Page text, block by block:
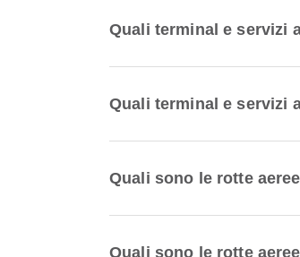
Quali terminal e servizi
Quali terminal e servizi
Quali sono le rotte
Quali sono le rotte